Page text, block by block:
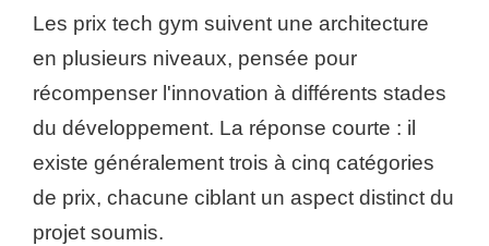
Les prix tech gym suivent une architecture
en plusieurs niveaux, pensée pour
récompenser l'innovation à différents stades
du développement. La réponse courte : il
existe généralement trois à cinq catégories
de prix, chacune ciblant un aspect distinct du
projet soumis.